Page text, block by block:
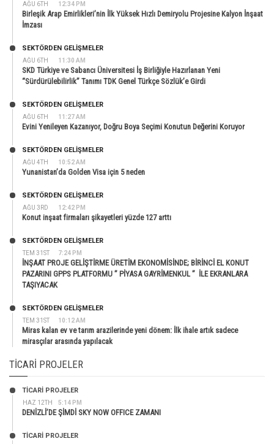
AĞU 6TH 12:34 PM
Birleşik Arap Emirlikleri’nin İlk Yüksek Hızlı Demiryolu Projesine Kalyon İnşaat
İmzası
AĞU 6TH 11:30 AM
SEKTÖRDEN GELIŞMELER
SKD Türkiye ve Sabancı Üniversitesi İş Birliğiyle Hazırlanan Yeni
“Sürdürülebilirlik” Tanımı TDK Genel Türkçe Sözlük’e Girdi
AĞU 6TH 11:27 AM
SEKTÖRDEN GELIŞMELER
Evini Yenileyen Kazanıyor, Doğru Boya Seçimi Konutun Değerini Koruyor
AĞU 4TH 10:52 AM
SEKTÖRDEN GELIŞMELER
Yunanistan’da Golden Visa için 5 neden
AĞU 3RD 12:42 PM
SEKTÖRDEN GELIŞMELER
Konut inşaat firmaları şikayetleri yüzde 127 arttı
TEM 31ST 7:24 PM
SEKTÖRDEN GELIŞMELER
İNŞAAT PROJE GELİŞTİRME ÜRETİM EKONOMİSİNDE; BİRİNCİ EL KONUT
PAZARINI GPPS PLATFORMU ” PİYASA GAYRİMENKUL ” İLE EKRANLARA
TAŞIYACAK
TEM 31ST 10:12 AM
SEKTÖRDEN GELIŞMELER
Miras kalan ev ve tarım arazilerinde yeni dönem: İlk ihale artık sadece
mirasçılar arasında yapılacak
TICARI PROJELER
HAZ 12TH 5:14 PM
TİCARİ PROJELER
DENİZLİ’DE ŞİMDİ SKY NOW OFFICE ZAMANI
TİCARİ PROJELER